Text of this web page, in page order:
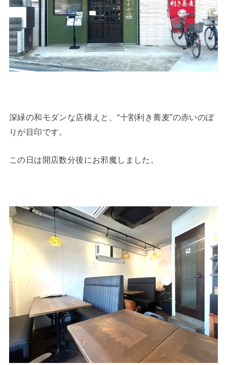
深緑の和モダンな店構えと、“十割利き蕎麦”の赤いのぼ
りが目印です。
この日は開店数分後にお邪魔しました。